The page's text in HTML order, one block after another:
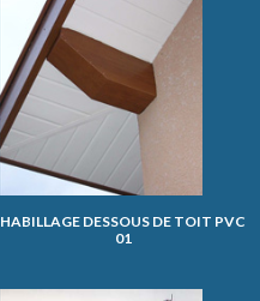
HABILLAGE DESSOUS DE TOIT PVC
01